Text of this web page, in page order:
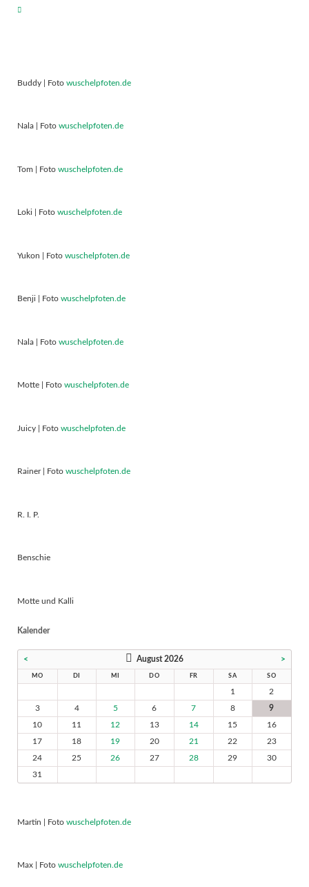
Buddy | Foto wuschelpfoten.de
Nala | Foto wuschelpfoten.de
Tom | Foto wuschelpfoten.de
Loki | Foto wuschelpfoten.de
Yukon | Foto wuschelpfoten.de
Benji | Foto wuschelpfoten.de
Nala | Foto wuschelpfoten.de
Motte | Foto wuschelpfoten.de
Juicy | Foto wuschelpfoten.de
Rainer | Foto wuschelpfoten.de
R. I. P.
Benschie
Motte und Kalli
Kalender
< August 2026 >
MO DI MI DO FR SA SO
1
2
3
4 5 6 7 8
9
10
11 12 13 14 15
16
17
18 19 20 21 22
23
24
25 26 27 28 29
30
31
Martin | Foto wuschelpfoten.de
Max | Foto wuschelpfoten.de